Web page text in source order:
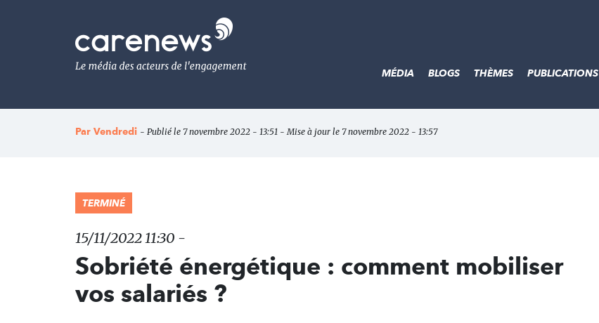
Le
média
de
l'engagement
MÉDIA BLOGS THÈMES PUBLICATIONS
Par Vendredi - Publié le 7 novembre 2022 - 13:51 - Mise à jour le 7 novembre 2022 - 13:57
TERMINÉ
15/11/2022 11:30 -
Sobriété énergétique : comment mobiliser
vos salariés ?